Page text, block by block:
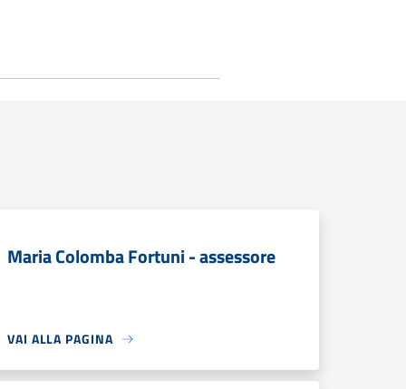
Maria Colomba Fortuni - assessore
VAI ALLA PAGINA